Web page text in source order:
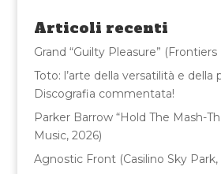
o
o
k
di
Articoli recenti
Grand “Guilty Pleasure”
Toto: l’arte della versatilità e della
Discografia commentata!
Parker Barrow “Hold The Mash-
Music, 2026)
Agnostic Front (Casilino Sky Park,